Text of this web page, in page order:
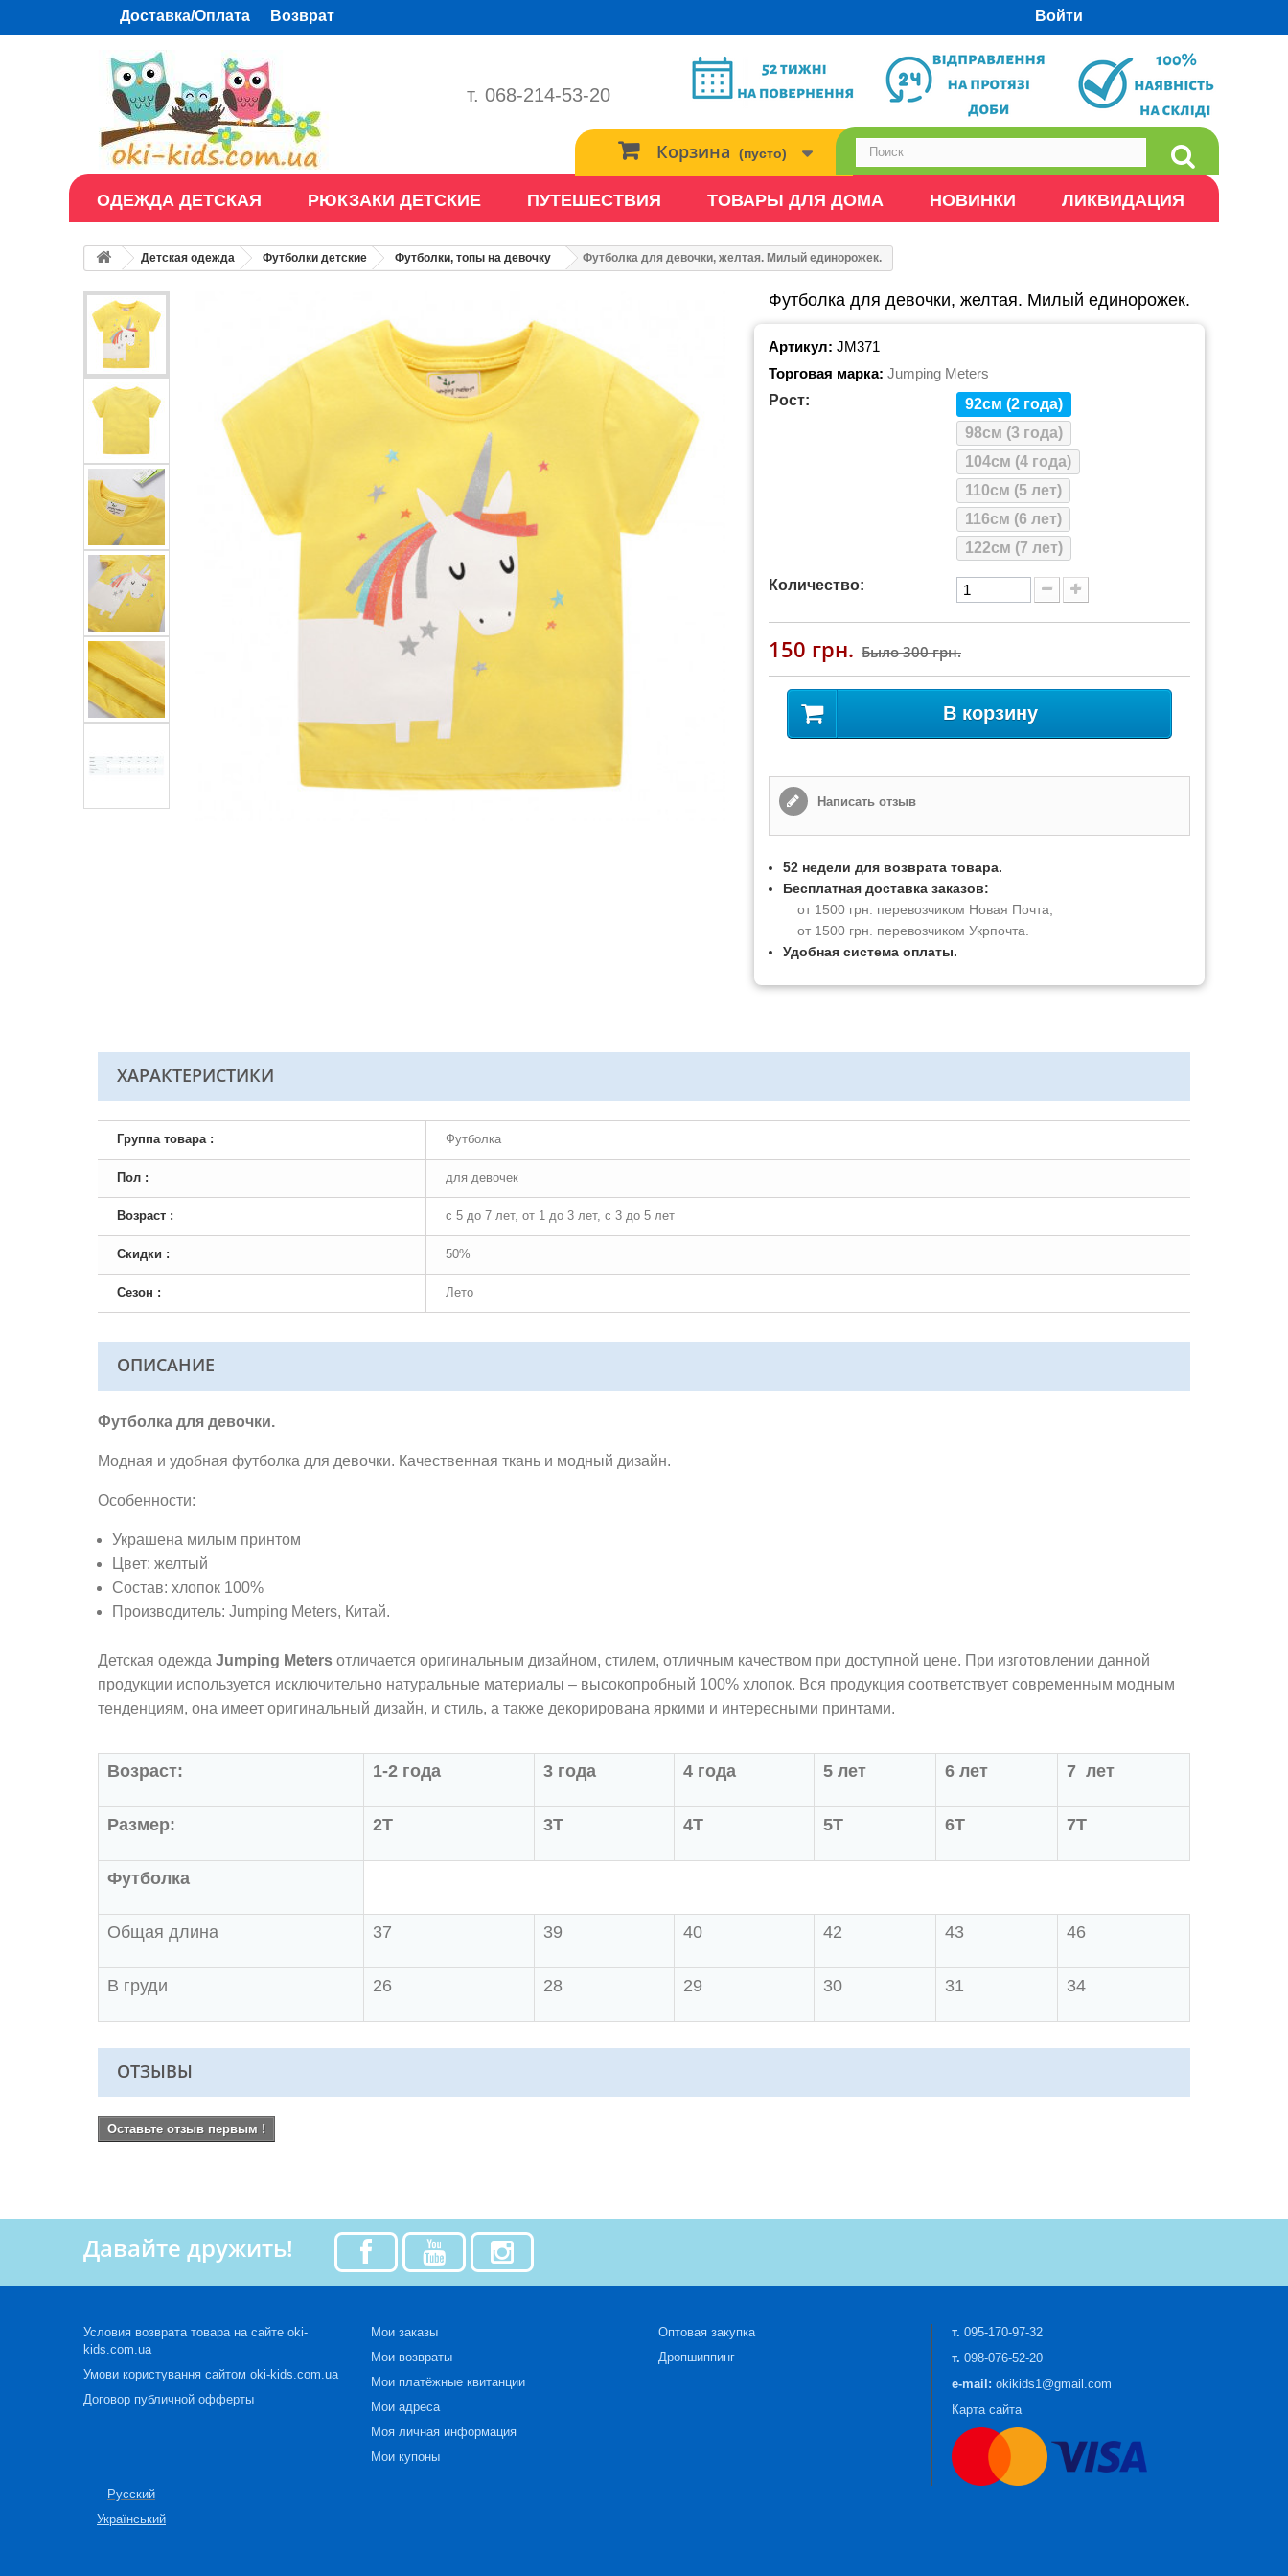
Доставка/Оплата Возврат Войти
т. 068-214-53-20
Корзина (пусто)
ОДЕЖДА ДЕТСКАЯ РЮКЗАКИ ДЕТСКИЕ ПУТЕШЕСТВИЯ ТОВАРЫ ДЛЯ ДОМА НОВИНКИ ЛИКВИДАЦИЯ
Детская одежда Футболки детские Футболки, топы на девочку Футболка для девочки, желтая. Милый единорожек.
Футболка для девочки, желтая. Милый единорожек.
Артикул: JM371
Торговая марка: Jumping Meters
Рост:
92см (2 года)
98см (3 года)
104см (4 года)
110см (5 лет)
116см (6 лет)
122см (7 лет)
Количество:
150 грн. Было300 грн.
В корзину
Написать отзыв
52 недели для возврата товара.
Бесплатная доставка заказов:
от 1500 грн. перевозчиком Новая Почта;
от 1500 грн. перевозчиком Укрпочта.
Удобная система оплаты.
ХАРАКТЕРИСТИКИ
Группа товара : Футболка
Пол : для девочек
Возраст : с 5 до 7 лет, от 1 до 3 лет, с 3 до 5 лет
Скидки : 50%
Сезон : Лето
ОПИСАНИЕ
Футболка для девочки.
Модная и удобная футболка для девочки. Качественная ткань и модный дизайн.
Особенности:
Украшена милым принтом
Цвет: желтый
Состав: хлопок 100%
Производитель: Jumping Meters, Китай.
Детская одежда Jumping Meters отличается оригинальным дизайном, стилем, отличным качеством при доступной цене. При изготовлении данной
продукции используется исключительно натуральные материалы – высокопробный 100% хлопок. Вся продукция соответствует современным модным
тенденциям, она имеет оригинальный дизайн, и стиль, а также декорирована яркими и интересными принтами.
Возраст: 1-2 года 3 года 4 года 5 лет 6 лет 7 лет
Размер: 2Т 3Т 4Т 5Т 6Т 7Т
Футболка
Общая длина 37 39 40 42 43 46
В груди 26 28 29 30 31 34
ОТЗЫВЫ
Оставьте отзыв первым !
Давайте дружить!
Условия возврата товара на сайте oki-
kids.com.ua
Умови користування сайтом oki-kids.com.ua
Договор публичной офферты
Мои заказы
Мои возвраты
Мои платёжные квитанции
Мои адреса
Моя личная информация
Мои купоны
Оптовая закупка
Дропшиппинг
т. 095-170-97-32
т. 098-076-52-20
e-mail: okikids1@gmail.com
Карта сайта
Русский
Український